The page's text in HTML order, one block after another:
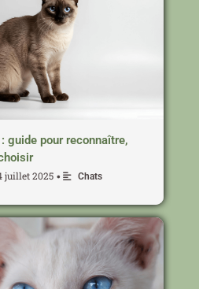
guide pour reconnaître,
juillet 2025 • Chats